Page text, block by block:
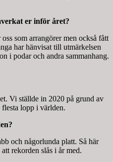
er inför året?
som arrangörer men också fått
har hänvisat till utmärkelsen
i podar och andra sammanhang.
Vi ställde in 2020 på grund av
lopp i världen.
och någorlunda platt. Så här
rekorden slås i år med.